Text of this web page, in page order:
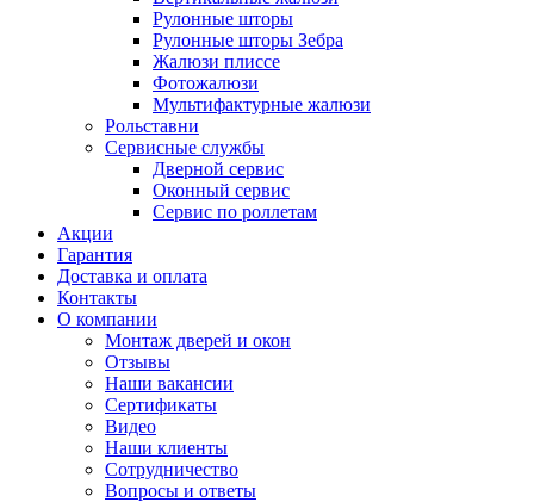
Рулонные шторы
Рулонные шторы Зебра
Жалюзи плиссе
Фотожалюзи
Мультифактурные жалюзи
Рольставни
Сервисные службы
Дверной сервис
Оконный сервис
Сервис по роллетам
Акции
Гарантия
Доставка и оплата
Контакты
О компании
Монтаж дверей и окон
Отзывы
Наши вакансии
Сертификаты
Видео
Наши клиенты
Сотрудничество
Вопросы и ответы